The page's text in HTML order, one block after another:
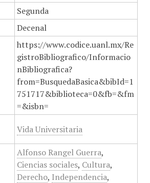
Segunda
Decenal
https://www.codice.uanl.mx/Re
gistroBibliografico/Informacio
nBibliografica?
from=BusquedaBasica&bibId=1
751717&biblioteca=0&fb=&fm
=&isbn=
Vida Universitaria
Alfonso Rangel Guerra,
Ciencias sociales, Cultura,
Derecho, Independencia,